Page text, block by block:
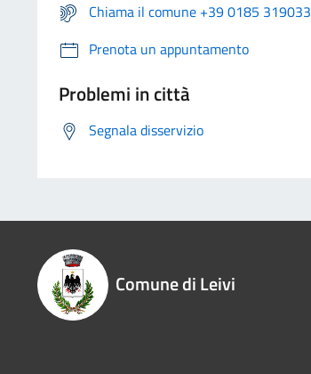
Chiama il comune +39 0185 319033
Prenota un appuntamento
Problemi in città
Segnala disservizio
Comune di Leivi